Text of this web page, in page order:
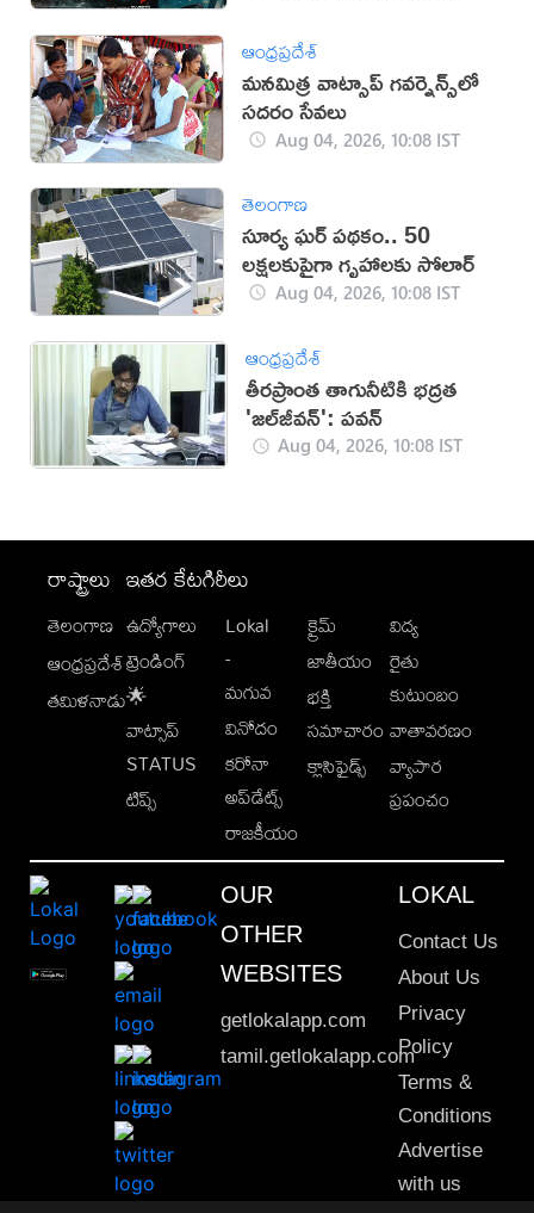
ఆంధ్రప్రదేశ్
మ‌న‌మిత్ర వాట్సాప్ గ‌వ‌ర్నెన్స్‌లో
స‌ద‌రం సేవ‌లు
Aug 04, 2026, 10:08 IST
తెలంగాణ
సూర్య ఘర్ పథకం.. 50
లక్షలకుపైగా గృహాలకు సోలార్
Aug 04, 2026, 10:08 IST
ఆంధ్రప్రదేశ్
తీరప్రాంత తాగునీటికి భద్రత
'జల్‌జీవన్': పవన్‌
Aug 04, 2026, 10:08 IST
రాష్ట్రాలు
తెలంగాణ
ఆంధ్రప్రదేశ్
తమిళనాడు
ఇతర కేటగిరీలు
ఉద్యోగాలు
ట్రెండింగ్
🌟
వాట్సాప్
STATUS
టిప్స్
Lokal
-
మగువ
వినోదం
కరోనా
అప్‌డేట్స్
రాజకీయం
క్రైమ్
జాతీయం
భక్తి
సమాచారం
క్లాసిఫైడ్స్
విద్య
రైతు
కుటుంబం
వాతావరణం
వ్యాపార
ప్రపంచం
OUR
OTHER
WEBSITES
getlokalapp.com
tamil.getlokalapp.com
LOKAL
Contact Us
About Us
Privacy
Policy
Terms &
Conditions
Advertise
with us